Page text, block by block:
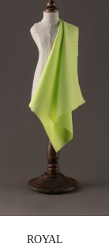
ROYAL